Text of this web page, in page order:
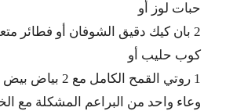
حبات لوز أو
2 بان كيك دقيق الشوفان أو فطائر
كوب حليب أو
1 روتي القمح الكامل مع 2 بياض بيض مخفوق أو
وعاء واحد من البراعم المشكلة مع